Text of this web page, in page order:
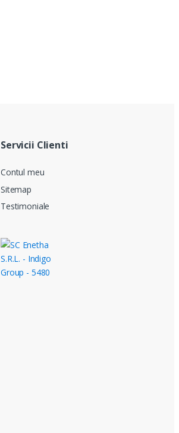
Servicii Clienti
Contul meu
Sitemap
Testimoniale